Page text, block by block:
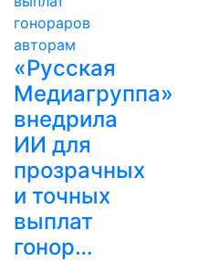
«Русская
Медиагруппа»
внедрила
ИИ для
прозрачных
и точных
выплат
гонор…